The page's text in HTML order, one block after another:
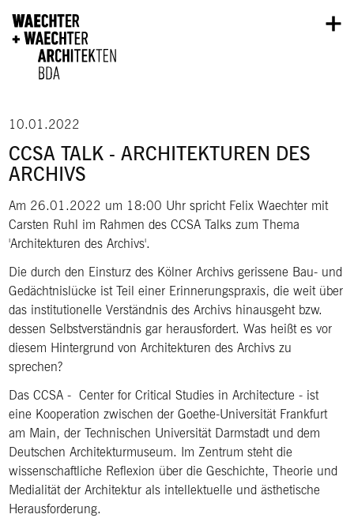
10.01.2022
CCSA TALK - ARCHITEKTUREN DES
ARCHIVS
Am 26.01.2022 um 18:00 Uhr spricht Felix Waechter mit
Carsten Ruhl im Rahmen des CCSA Talks zum Thema
'Architekturen des Archivs'.
Die durch den Einsturz des Kölner Archivs gerissene Bau- und
Gedächtnislücke ist Teil einer Erinnerungspraxis, die weit über
das institutionelle Verständnis des Archivs hinausgeht bzw.
dessen Selbstverständnis gar herausfordert. Was heißt es vor
diesem Hintergrund von Architekturen des Archivs zu
sprechen?
Das CCSA - Center for Critical Studies in Architecture - ist
eine Kooperation zwischen der Goethe-Universität Frankfurt
am Main, der Technischen Universität Darmstadt und dem
Deutschen Architekturmuseum. Im Zentrum steht die
wissenschaftliche Reflexion über die Geschichte, Theorie und
Medialität der Architektur als intellektuelle und ästhetische
Herausforderung.